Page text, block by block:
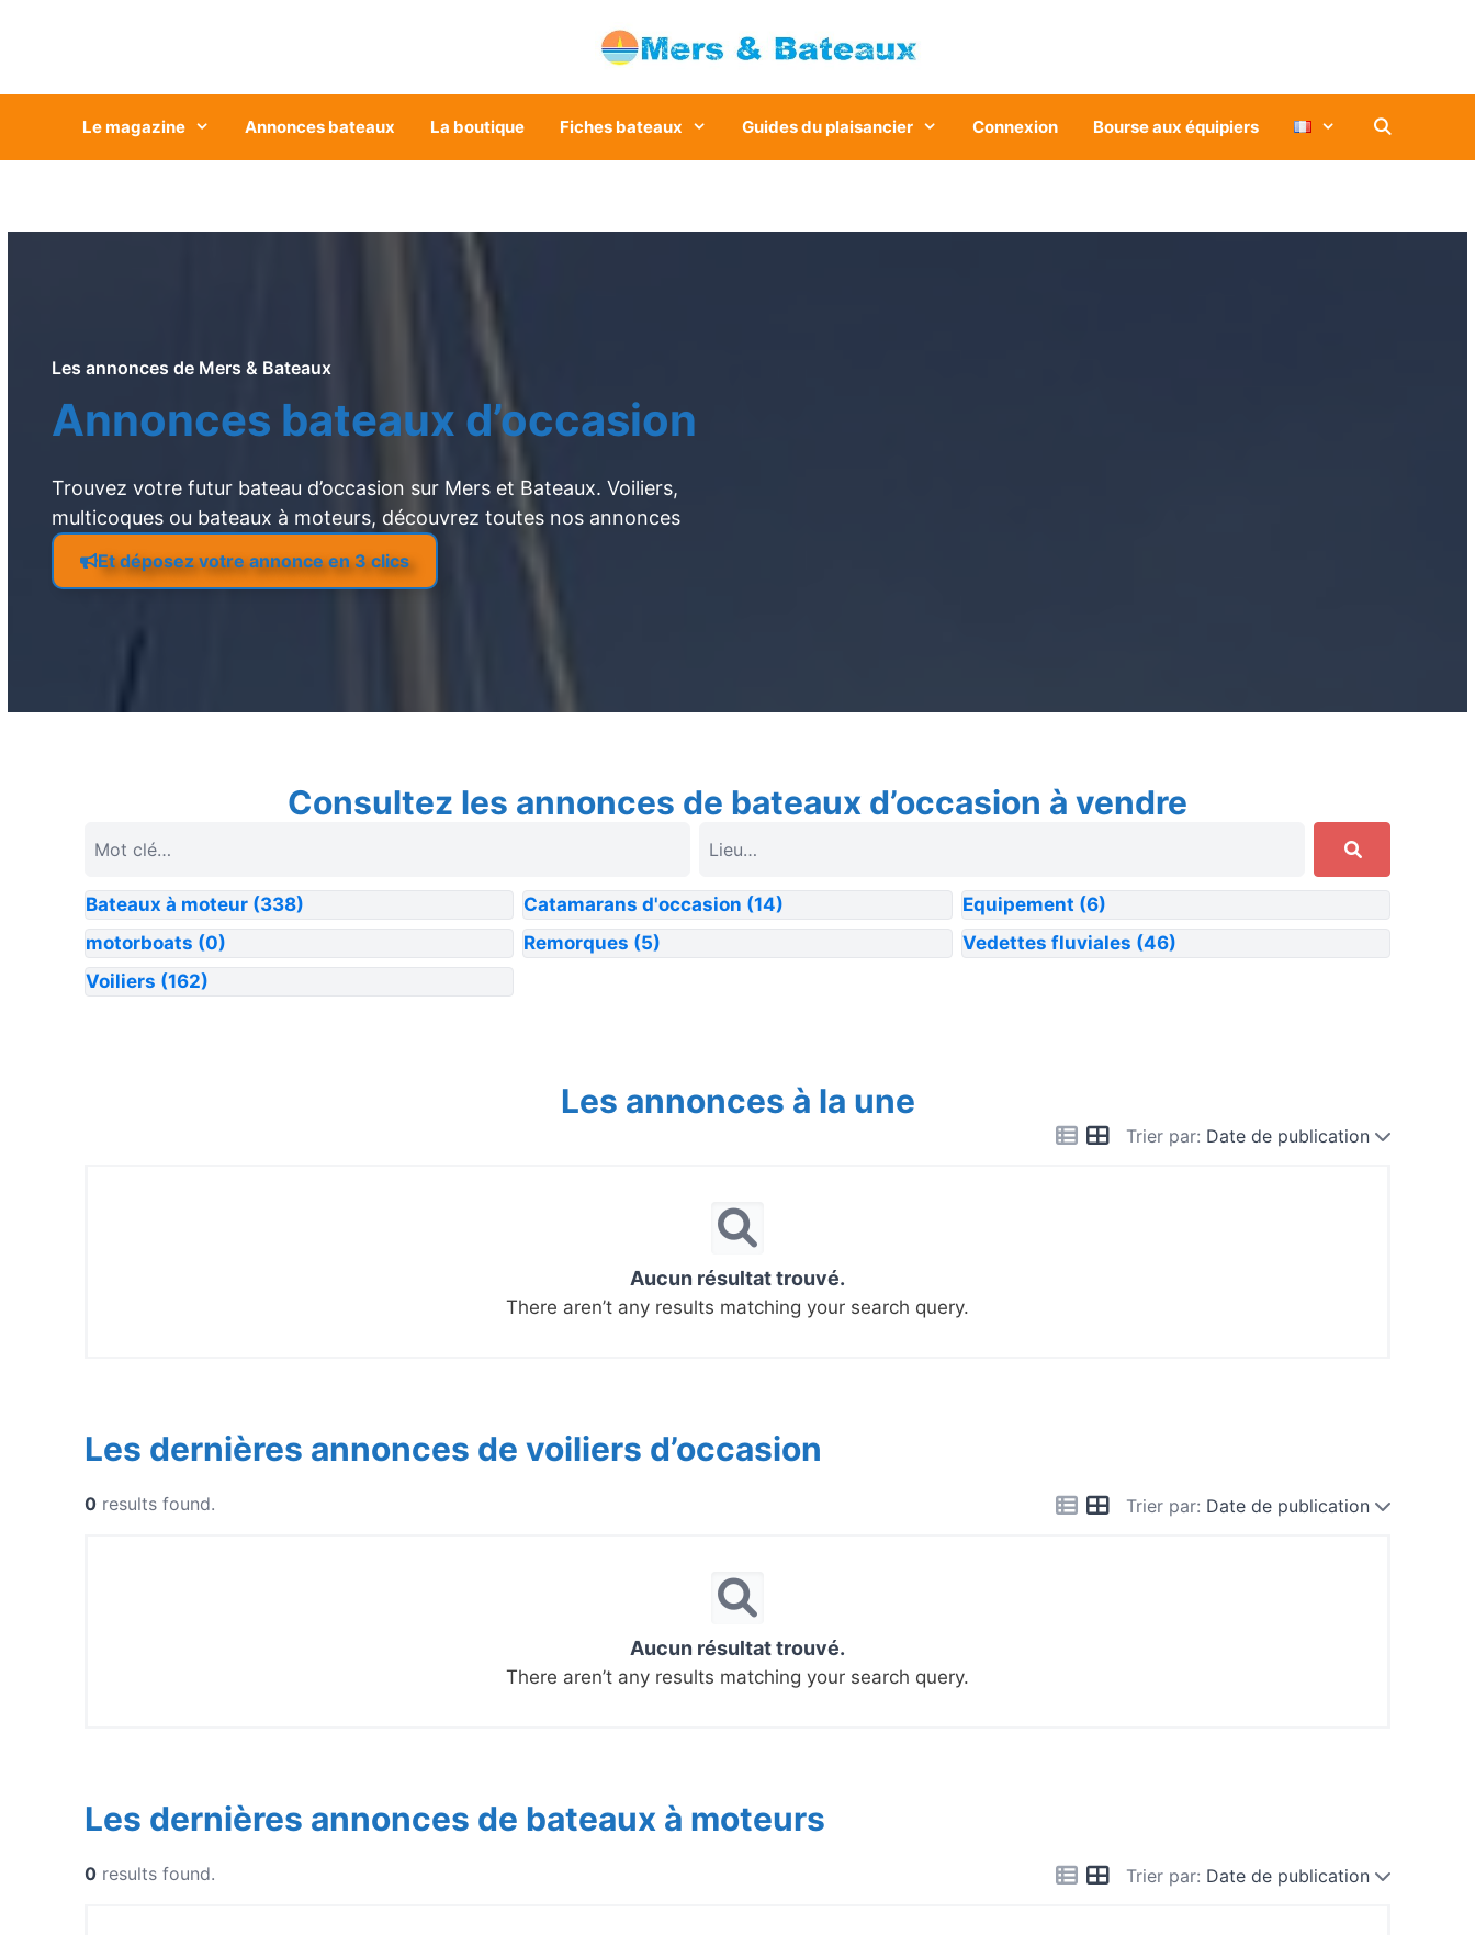
Le magazine Annonces bateaux La boutique Fiches bateaux Guides du plaisancier Connexion Bourse aux équipiers
Les annonces de Mers & Bateaux
Annonces bateaux d’occasion
Trouvez votre futur bateau d’occasion sur Mers et Bateaux. Voiliers,
multicoques ou bateaux à moteurs, découvrez toutes nos annonces
Et déposez votre annonce en 3 clics
Consultez les annonces de bateaux d’occasion à vendre
Bateaux à moteur (338) Catamarans d'occasion (14) Equipement (6)
motorboats (0) Remorques (5) Vedettes fluviales (46)
Voiliers (162)
Les annonces à la une
Trier par: Date de publication
Aucun résultat trouvé.
There aren’t any results matching your search query.
Les dernières annonces de voiliers d’occasion
Trier par: Date de publication
0 results found.
Aucun résultat trouvé.
There aren’t any results matching your search query.
Les dernières annonces de bateaux à moteurs
Trier par: Date de publication
0 results found.